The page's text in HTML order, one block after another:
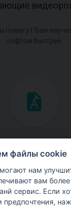
с теоретическими
использования
файлы cookie
нам
вам более
сервис. Если
предпочтения,